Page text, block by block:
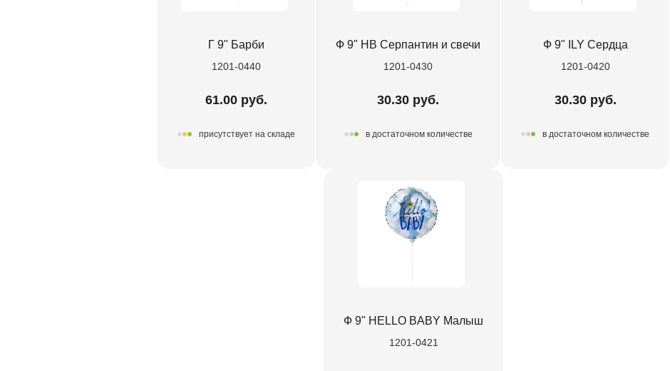
Г 9" Барби
1201-0440
61.00 руб.
присутствует на складе
Ф 9" HB Серпантин и свечи
1201-0430
30.30 руб.
в достаточном количестве
Ф 9" ILY Сердца
1201-0420
30.30 руб.
в достаточном количестве
Ф 9" HELLO BABY Малыш
1201-0421